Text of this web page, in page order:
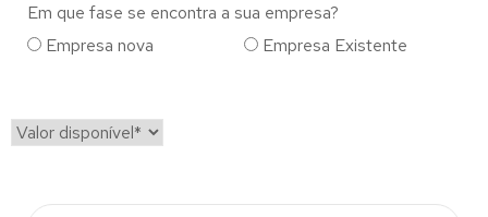
Em que fase se encontra a sua empresa?
Empresa nova
Empresa Existente